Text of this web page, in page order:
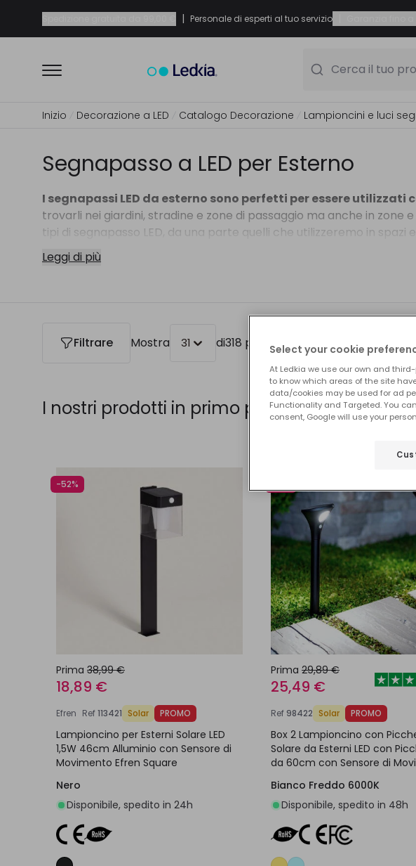
| Personale di esperti al tuo servizio
Cerca il tuo
Inizio Decorazione a LED Catalogo Decorazione Lampioncini e luci
Segnapasso a LED per Esterno
I segnapassi LED da esterno sono perfetti per essere
trovarli nei giardini, stradine e zone di passaggio ma anche in
tipi di segnapasso LED, da una parte quelli che utilizzeremo in
segnalare spazi esterni pubblici.
In Ledkia mettiamo a tua disposizione una grande selezione di
Leggi di più
Filtrare Mostra 31 di318 prodotti
I nostri prodotti in primo piano da
-52%
Prima 38,99 €
18,89 €
Efren Ref113421 Solar PROMO
Lampioncino per Esterni Solare LED
1,5W 46cm Alluminio con Sensore di
Movimento Efren Square
Nero
Disponibile, spedito in 24h
Prima 29,89 €
25,49 €
Ref98422 Solar PROMO
Box 2 Lampioncino con
Solare da Esterni LED con
da 60cm con Sensore di
Bianco Freddo 6000K
Disponibile, spedito in 48h
Select your cookie
At Ledkia we use our own and
to know which areas of the site
data/cookies may be used for ad
Functionality and Targeted. You
consent, Google will use your